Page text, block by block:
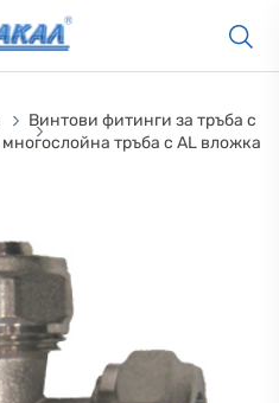
Винтови фитинги за тръба с
тръба с АL вложка